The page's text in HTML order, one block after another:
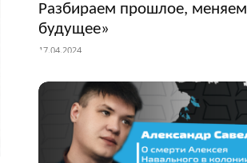
Разбираем прошлое, меняем
будущее»
17.04.2024